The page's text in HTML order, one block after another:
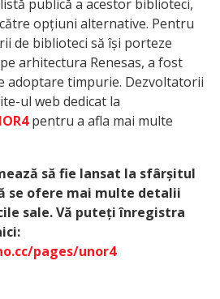
publică a acestor biblioteci,
opțiuni alternative. Pentru
de biblioteci să își porteze
arhitectura Renesas, a fost
adoptare timpurie. Dezvoltatorii
ul web dedicat la
pentru a afla mai multe
să fie lansat la sfârșitul
se ofere mai multe detalii
sale. Vă puteți înregistra
pages/unor4